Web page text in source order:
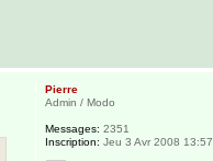
Pierre
Admin / Modo
Messages: 2351
Inscription: Jeu 3 Avr 2008 13:57